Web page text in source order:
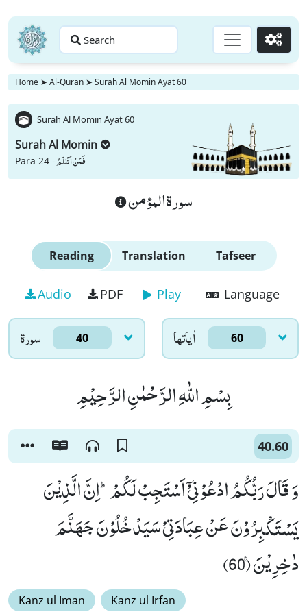
Search Go
Home ➤ Al-Quran ➤ Surah Al Momin Ayat 60
Surah Al Momin Ayat 60
Surah Al Momin
Para 24 -فَمَنْ اَظْلَمُ
سورة المؤمن
Reading Translation Tafseer
Audio PDF Play Language
سورۃ 40 اٰياتها 60
بِسْمِ اللّٰهِ الرَّحْمٰنِ الرَّحِیْمِ
40.60
وَ قَالَ رَبُّكُمُ ادْعُوْنِیْۤ اَسْتَجِبْ لَكُمْؕ-اِنَّ الَّذِیْنَ
یَسْتَكْبِرُوْنَ عَنْ عِبَادَتِیْ سَیَدْخُلُوْنَ جَهَنَّمَ
دٰخِرِیْنَ۠ (60)
Kanz ul Iman Kanz ul Irfan